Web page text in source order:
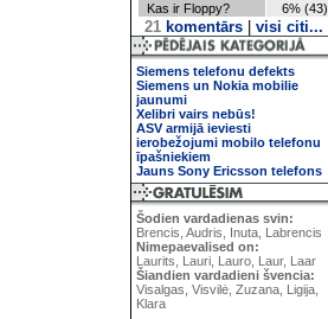
Kas ir Floppy?
6% (43)
21komentārs| visi citi...
Siemens telefonu defekts
Siemens un Nokia mobilie
jaunumi
Xelibri vairs nebūs!
ASV armijā ieviesti
ierobežojumi mobilo telefonu
īpašniekiem
Jauns Sony Ericsson telefons
Šodien vardadienas svin:
Brencis, Audris, Inuta, Labrencis
Nimepaevalised on:
Laurits, Lauri, Lauro, Laur, Laar
Šiandien vardadieni švencia:
Visalgas, Visvilė, Zuzana, Ligija,
Klara